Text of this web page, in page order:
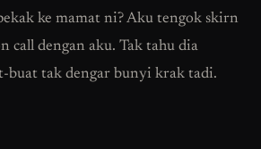
ke mamat ni? Aku tengok skirn
call dengan aku. Tak tahu dia
buat tak dengar bunyi krak tadi.